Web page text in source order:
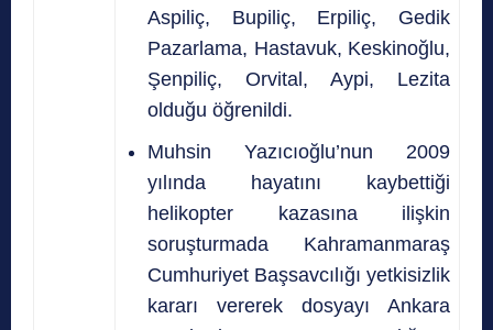
Aspiliç, Bupiliç, Erpiliç, Gedik
Pazarlama, Hastavuk, Keskinoğlu,
Şenpiliç, Orvital, Aypi, Lezita
olduğu öğrenildi.
Muhsin Yazıcıoğlu’nun 2009
yılında hayatını kaybettiği
helikopter kazasına ilişkin
soruşturmada Kahramanmaraş
Cumhuriyet Başsavcılığı yetkisizlik
kararı vererek dosyayı Ankara